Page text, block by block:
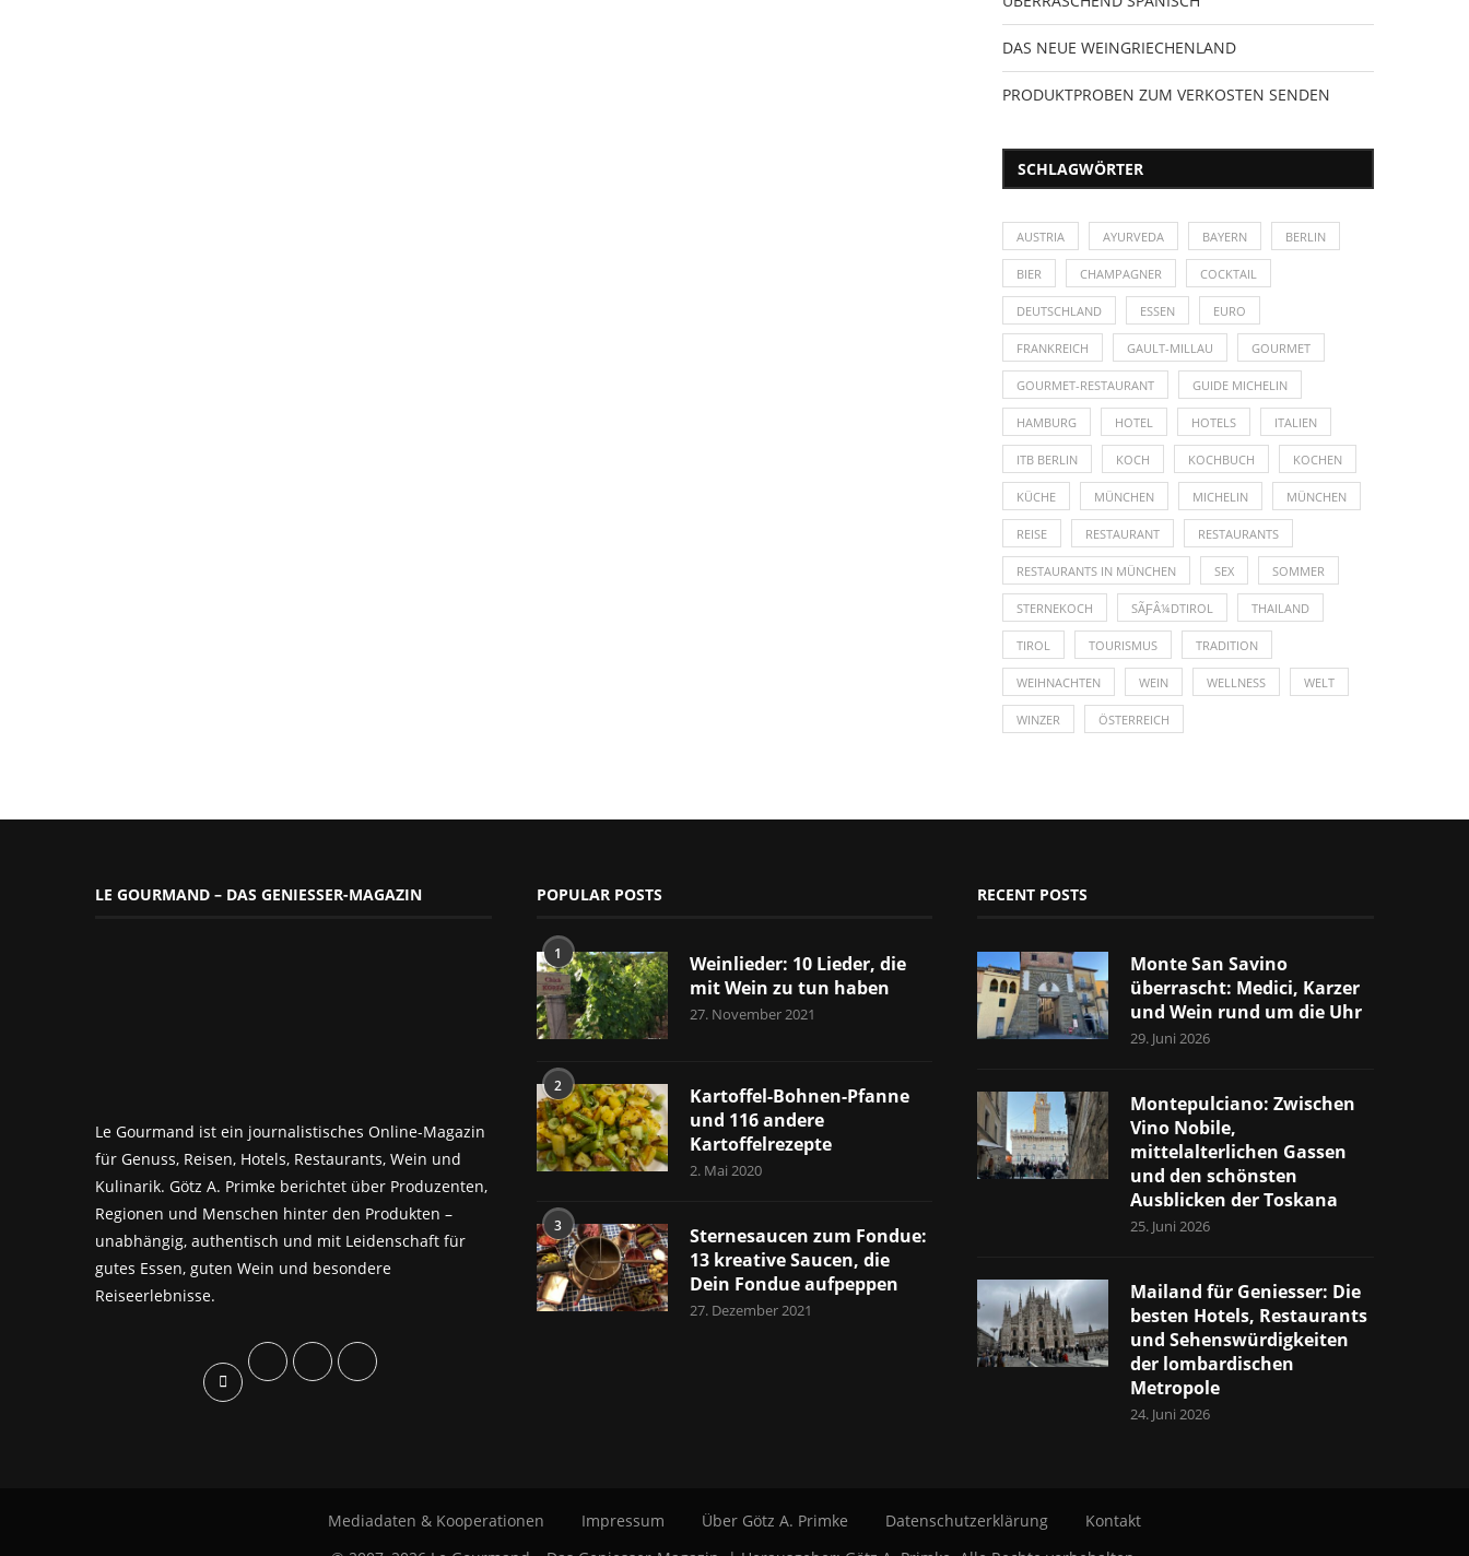
DAS NEUE WEINGRIECHENLAND
PRODUKTPROBEN ZUM VERKOSTEN SENDEN
SCHLAGWÖRTER
AUSTRIA AYURVEDA BAYERN BERLIN
BIER CHAMPAGNER COCKTAIL
DEUTSCHLAND ESSEN EURO
FRANKREICH GAULT-MILLAU GOURMET
GOURMET-RESTAURANT GUIDE MICHELIN
HAMBURG HOTEL HOTELS ITALIEN
ITB BERLIN KOCH KOCHBUCH KOCHEN
KÜCHE MÜNCHEN MICHELIN MÜNCHEN
REISE RESTAURANT RESTAURANTS
RESTAURANTS IN MÜNCHEN SEX SOMMER
STERNEKOCH SÃƑÂ¼DTIROL THAILAND
TIROL TOURISMUS TRADITION
WEIHNACHTEN WEIN WELLNESS WELT
WINZER ÖSTERREICH
LE GOURMAND – DAS GENIESSER-MAGAZIN
Le Gourmand ist ein journalistisches Online-Magazin
für Genuss, Reisen, Hotels, Restaurants, Wein und
Kulinarik. Götz A. Primke berichtet über Produzenten,
Regionen und Menschen hinter den Produkten –
unabhängig, authentisch und mit Leidenschaft für
gutes Essen, guten Wein und besondere
Reiseerlebnisse.
POPULAR POSTS
1
Weinlieder: 10 Lieder, die
mit Wein zu tun haben
27. November 2021
2
Kartoffel-Bohnen-Pfanne
und 116 andere
Kartoffelrezepte
2. Mai 2020
3
Sternesaucen zum Fondue:
13 kreative Saucen, die
Dein Fondue aufpeppen
27. Dezember 2021
RECENT POSTS
Monte San Savino
überrascht: Medici, Karzer
und Wein rund um die Uhr
29. Juni 2026
Montepulciano: Zwischen
Vino Nobile,
mittelalterlichen Gassen
und den schönsten
Ausblicken der Toskana
25. Juni 2026
Mailand für Geniesser: Die
besten Hotels, Restaurants
und Sehenswürdigkeiten
der lombardischen
Metropole
24. Juni 2026
Mediadaten & Kooperationen Impressum Über Götz A. Primke Datenschutzerklärung
Kontakt